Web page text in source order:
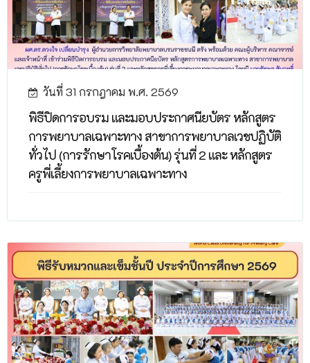
วันที่ 31 กรกฎาคม พ.ศ. 2569
พิธีปิดการอบรม และมอบประกาศนียบัตร หลักสูตร
การพยาบาลเฉพาะทาง สาขาการพยาบาลเวชปฏิบัติ
ทั่วไป (การรักษาโรคเบื้องต้น) รุ่นที่ 2 และ หลักสูตร
ครูพี่เลี้ยงการพยาบาลเฉพาะทาง